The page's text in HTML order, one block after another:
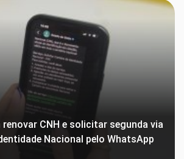
CNH e solicitar segunda via
Nacional pelo WhatsApp